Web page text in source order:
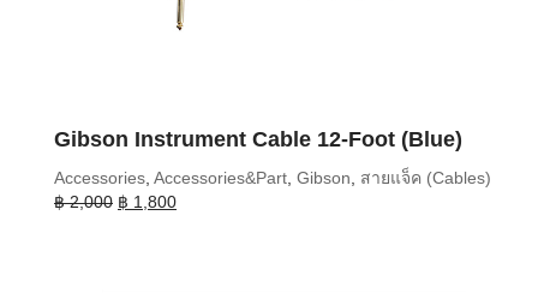
Gibson Instrument Cable 12-Foot (Blue)
Accessories Accessories&Part Gibson
สายแจ็ค (Cables)
฿2,000 Original
฿ 1,800Current